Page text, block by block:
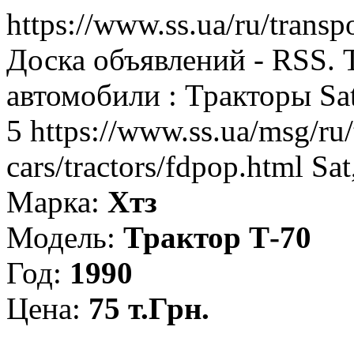
https://www.ss.ua/ru/
Доска объявлений - RSS.
автомобили : Тракторы
5 https://www.ss.ua/msg/
cars/tractors/fdpop.html
Марка: Хтз
Модель: Трактор Т-70
Год: 1990
Цена: 75 т.Грн.